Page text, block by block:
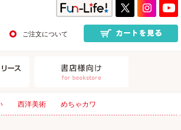
ご注文について
西洋美術 めちゃカワ